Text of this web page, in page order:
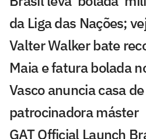
da Liga das Nações;
Valter Walker bate
Maia e fatura bolada
Vasco anuncia casa
patrocinadora máster
GAT Official Launch